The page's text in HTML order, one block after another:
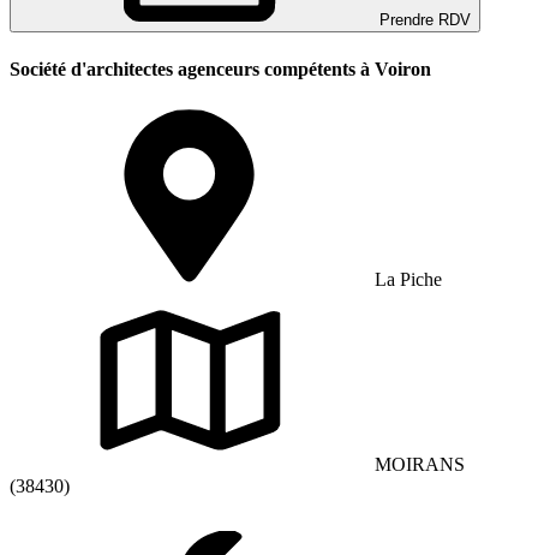
Prendre RDV
Société d'architectes agenceurs compétents à Voiron
La Piche
MOIRANS
(38430)